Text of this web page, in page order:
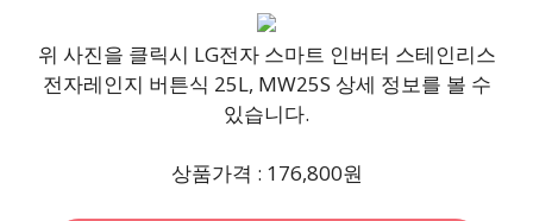
위 사진을 클릭시 LG전자 스마트 인버터 스테인리스
전자레인지 버튼식 25L, MW25S 상세 정보를 볼 수
있습니다.
상품가격 : 176,800원